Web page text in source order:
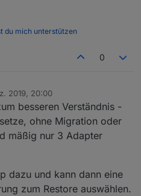
ich jetzt keinen Zeilenumbruch
du mich unterstützen
0
2019, 20:00
besseren Verständnis -
ohne Migration oder
mäßig nur 3 Adapter
dazu und kann dann eine
zum Restore auswählen.